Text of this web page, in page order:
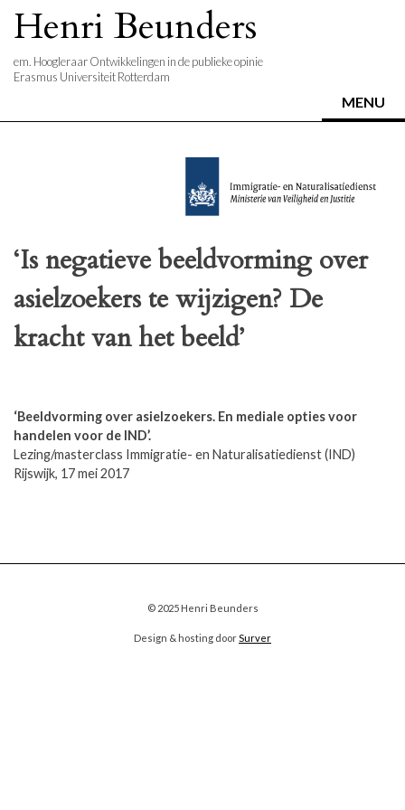
Henri Beunders
em. Hoogleraar Ontwikkelingen in de publieke opinie
Erasmus Universiteit Rotterdam
MENU
‘Is negatieve beeldvorming over
asielzoekers te wijzigen? De
kracht van het beeld’
‘Beeldvorming over asielzoekers. En mediale opties voor
handelen voor de IND’.
Lezing/masterclass Immigratie- en Naturalisatiedienst (IND)
Rijswijk, 17 mei 2017
© 2025 Henri Beunders
Design & hosting doorSurver